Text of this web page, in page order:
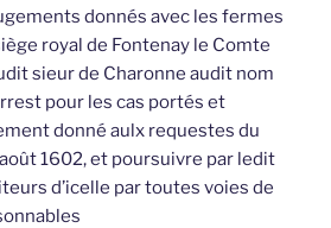
donnés avec les fermes
royal de Fontenay le Comte
sieur de Charonne audit nom
pour les cas portés et
donné aulx requestes du
1602, et poursuivre par ledit
d’icelle par toutes voies de